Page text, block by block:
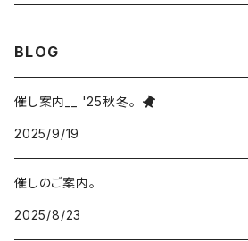
220-120
220-60
160-60
block
220-120
220-60
チェック
ストライプ
ボーダー
BLOG
催し案内__ '25秋冬。
2025/9/19
催しのご案内。
2025/8/23